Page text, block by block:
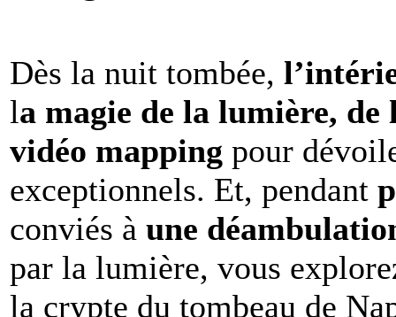
Dès la nuit tombée,
la magie de la lumière,
vidéo mapping pour
exceptionnels. Et, pendant
conviés à une
par la lumière, vous
la crypte du tombeau de